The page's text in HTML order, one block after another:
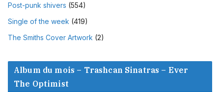
Post-punk shivers (554)
Single of the week (419)
The Smiths Cover Artwork (2)
Album du mois – Trashcan Sinatras – Ever
The Optimist